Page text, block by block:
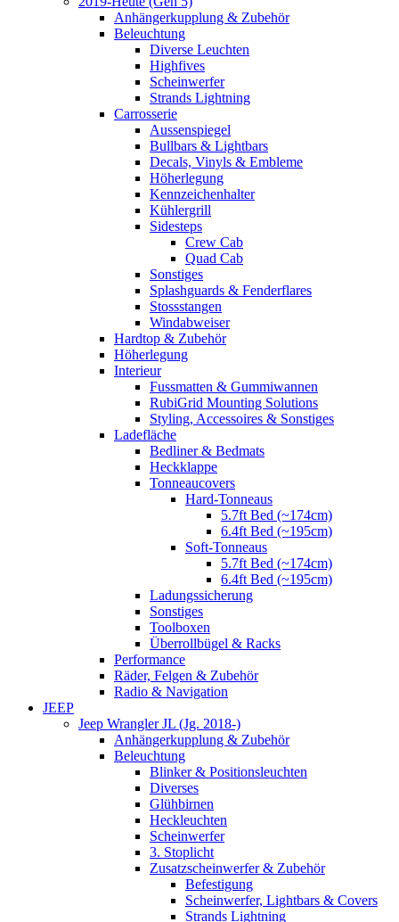
Anhängerkupplung & Zubehör
Beleuchtung
Diverse Leuchten
Highfives
Scheinwerfer
Strands Lightning
Carrosserie
Aussenspiegel
Bullbars & Lightbars
Decals, Vinyls & Embleme
Höherlegung
Kennzeichenhalter
Kühlergrill
Sidesteps
Crew Cab
Quad Cab
Sonstiges
Splashguards & Fenderflares
Stossstangen
Windabweiser
Hardtop & Zubehör
Höherlegung
Interieur
Fussmatten & Gummiwannen
RubiGrid Mounting Solutions
Styling, Accessoires & Sonstiges
Ladefläche
Bedliner & Bedmats
Heckklappe
Tonneaucovers
Hard-Tonneaus
5.7ft Bed (~174cm)
6.4ft Bed (~195cm)
Soft-Tonneaus
5.7ft Bed (~174cm)
6.4ft Bed (~195cm)
Ladungssicherung
Sonstiges
Toolboxen
Überrollbügel & Racks
Performance
Räder, Felgen & Zubehör
Radio & Navigation
JEEP
Jeep Wrangler JL (Jg. 2018-)
Anhängerkupplung & Zubehör
Beleuchtung
Blinker & Positionsleuchten
Diverses
Glühbirnen
Heckleuchten
Scheinwerfer
3. Stoplicht
Zusatzscheinwerfer & Zubehör
Befestigung
Scheinwerfer, Lightbars & Covers
Strands Lightning